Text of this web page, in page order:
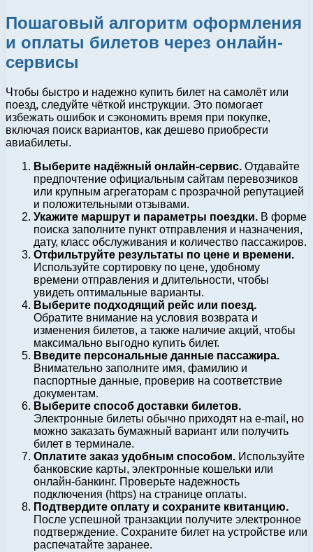
Пошаговый алгоритм оформления
и оплаты билетов через онлайн-
сервисы
Чтобы быстро и надежно купить билет на самолёт или
поезд, следуйте чёткой инструкции. Это помогает
избежать ошибок и сэкономить время при покупке,
включая поиск вариантов, как дешево приобрести
авиабилеты.
Выберите надёжный онлайн-сервис. Отдавайте
предпочтение официальным сайтам перевозчиков
или крупным агрегаторам с прозрачной репутацией
и положительными отзывами.
Укажите маршрут и параметры поездки. В форме
поиска заполните пункт отправления и назначения,
дату, класс обслуживания и количество пассажиров.
Отфильтруйте результаты по цене и времени.
Используйте сортировку по цене, удобному
времени отправления и длительности, чтобы
увидеть оптимальные варианты.
Выберите подходящий рейс или поезд.
Обратите внимание на условия возврата и
изменения билетов, а также наличие акций, чтобы
максимально выгодно купить билет.
Введите персональные данные пассажира.
Внимательно заполните имя, фамилию и
паспортные данные, проверив на соответствие
документам.
Выберите способ доставки билетов.
Электронные билеты обычно приходят на e-mail, но
можно заказать бумажный вариант или получить
билет в терминале.
Оплатите заказ удобным способом. Используйте
банковские карты, электронные кошельки или
онлайн-банкинг. Проверьте надежность
подключения (https) на странице оплаты.
Подтвердите оплату и сохраните квитанцию.
После успешной транзакции получите электронное
подтверждение. Сохраните билет на устройстве или
распечатайте заранее.